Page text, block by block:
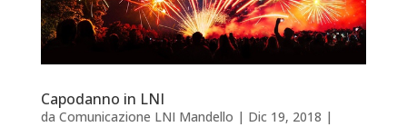
Capodanno in LNI
da Comunicazione LNI Mandello | Dic 19, 2018 |